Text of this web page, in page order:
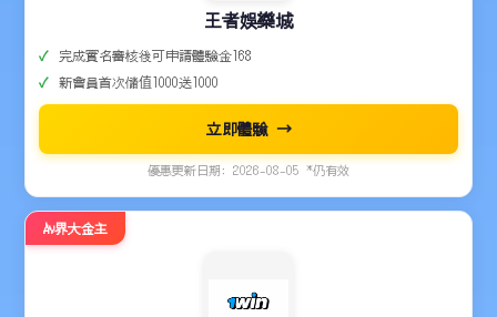
王者娛樂城
完成實名審核後可申請體驗金168
新會員首次儲值1000送1000
立即體驗 →
優惠更新日期: 2026-08-05 *仍有效
Av界大金主